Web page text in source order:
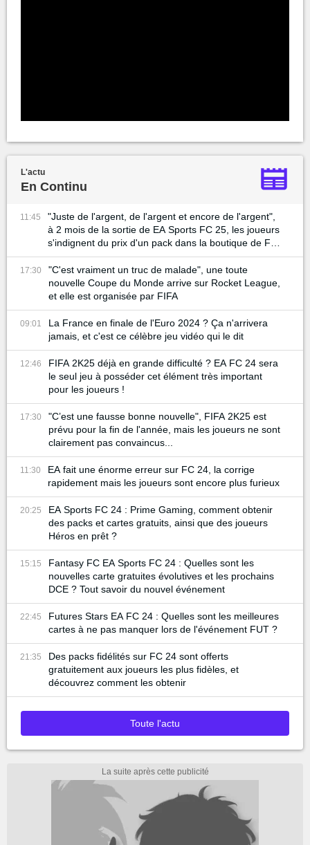
L'actu
En Continu
11:45
"Juste de l'argent, de l'argent et encore de l'argent",
à 2 mois de la sortie de EA Sports FC 25, les joueurs
s'indignent du prix d'un pack dans la boutique de FC
24
17:30
"C'est vraiment un truc de malade", une toute
nouvelle Coupe du Monde arrive sur Rocket League,
et elle est organisée par FIFA
09:01
La France en finale de l'Euro 2024 ? Ça n'arrivera
jamais, et c'est ce célèbre jeu vidéo qui le dit
12:46
FIFA 2K25 déjà en grande difficulté ? EA FC 24 sera
le seul jeu à posséder cet élément très important
pour les joueurs !
17:30
"C’est une fausse bonne nouvelle", FIFA 2K25 est
prévu pour la fin de l'année, mais les joueurs ne sont
clairement pas convaincus...
11:30
EA fait une énorme erreur sur FC 24, la corrige
rapidement mais les joueurs sont encore plus furieux
20:25
EA Sports FC 24 : Prime Gaming, comment obtenir
des packs et cartes gratuits, ainsi que des joueurs
Héros en prêt ?
15:15
Fantasy FC EA Sports FC 24 : Quelles sont les
nouvelles carte gratuites évolutives et les prochains
DCE ? Tout savoir du nouvel événement
22:45
Futures Stars EA FC 24 : Quelles sont les meilleures
cartes à ne pas manquer lors de l'événement FUT ?
21:35
Des packs fidélités sur FC 24 sont offerts
gratuitement aux joueurs les plus fidèles, et
découvrez comment les obtenir
Toute l'actu